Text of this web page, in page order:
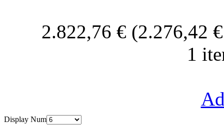
2.822,76 € (2.276,42
1
Display Num